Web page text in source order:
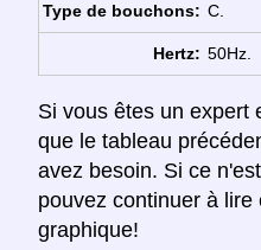
Type de bouchons: C.
Hertz: 50Hz.
Si vous êtes un expert
que le tableau
avez besoin. Si ce
pouvez continuer à
graphique!